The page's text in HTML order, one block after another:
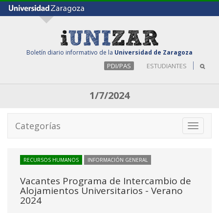
Boletín diario informativo de la Universidad de Zaragoza
PDI/PAS ESTUDIANTES
1/7/2024
Toggle
Categorías
RECURSOS HUMANOS INFORMACIÓN GENERAL
Vacantes Programa de Intercambio de
Alojamientos Universitarios - Verano
2024